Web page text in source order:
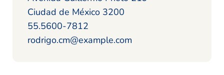
Ciudad de México 3200
55.5600-7812
rodrigo.cm@example.com